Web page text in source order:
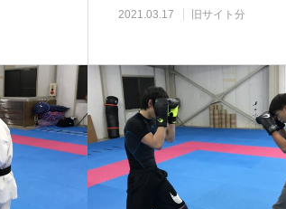
2021.03.17 旧サイト分